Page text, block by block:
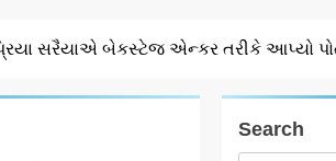
સરૈયાએ બેકસ્ટેજ એન્કર તરીકે આપ્યો
Search